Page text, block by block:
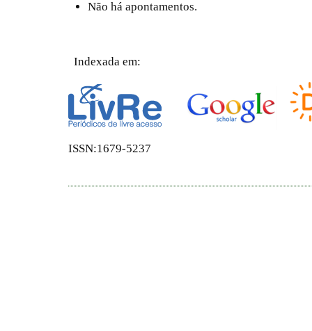
Não há apontamentos.
Indexada em:
ISSN:1679-5237